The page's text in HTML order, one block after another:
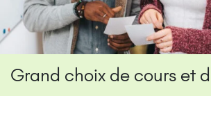
Grand choix de cours et